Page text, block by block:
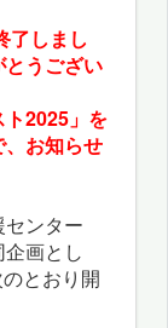
了しまし
うござい
2025」を
お知らせ
ンター
画とし
とおり開